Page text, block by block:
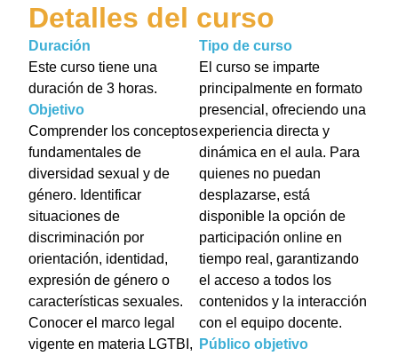
Detalles del curso
Duración
Este curso tiene una
duración de 3 horas.
Objetivo
Comprender los conceptos
fundamentales de
diversidad sexual y de
género. Identificar
situaciones de
discriminación por
orientación, identidad,
expresión de género o
características sexuales.
Conocer el marco legal
vigente en materia LGTBI,
Tipo de curso
El curso se imparte
principalmente en formato
presencial, ofreciendo una
experiencia directa y
dinámica en el aula. Para
quienes no puedan
desplazarse, está
disponible la opción de
participación online en
tiempo real, garantizando
el acceso a todos los
contenidos y la interacción
con el equipo docente.
Público objetivo